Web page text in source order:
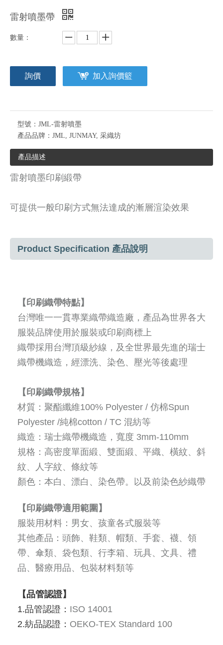
雷射噴墨帶
數量：
詢價 加入詢價籃
型號： JML-雷射噴墨
產品品牌： JML, JUNMAY, 采織坊
產品描述
雷射噴墨印刷緞帶
可提供一般印刷方式無法達成的漸層渲染效果
Product Specification 產品說明
【印刷織帶特點】
台灣唯一一貫專業織帶織造廠，產品為世界各大
服裝品牌使用於服裝或印刷商標上
織帶採用台灣頂級紗線，及全世界最先進的瑞士
織帶機織造，經漂洗、染色、壓光等後處理
【印刷織帶規格】
材質：聚酯纖維100% Polyester / 仿棉Spun
Polyester /純棉cotton / TC 混紡等
織造：瑞士織帶機織造，寬度 3mm-110mm
規格：高密度單面緞、雙面緞、平織、橫紋、斜
紋、人字紋、條紋等
顏色：本白、漂白、染色帶。以及前染色紗織帶
【印刷織帶適用範圍】
服裝用材料：男女、孩童各式服裝等
其他產品：頭飾、鞋類、帽類、手套、襪、領
帶、傘類、袋包類、行李箱、玩具、文具、禮
品、醫療用品、包裝材料類等
【品管認證】
1.品管認證： ISO 14001
2.紡品認證： OEKO-TEX Standard 100